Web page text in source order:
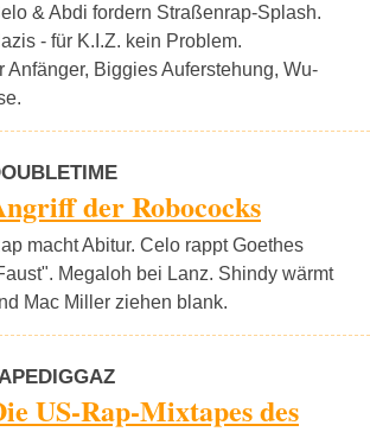
& Abdi fordern Straßenrap-Splash.
- für K.I.Z. kein Problem.
Anfänger, Biggies Auferstehung, Wu-
der Robococks
macht Abitur. Celo rappt Goethes
Megaloh bei Lanz. Shindy wärmt
Mac Miller ziehen blank.
US-Rap-Mixtapes des